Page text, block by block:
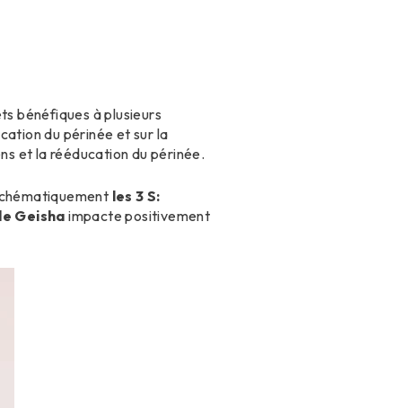
bénéfiques à plusieurs
du périnée et sur la
et la rééducation du périnée.
les 3 S:
Geisha impacte positivement